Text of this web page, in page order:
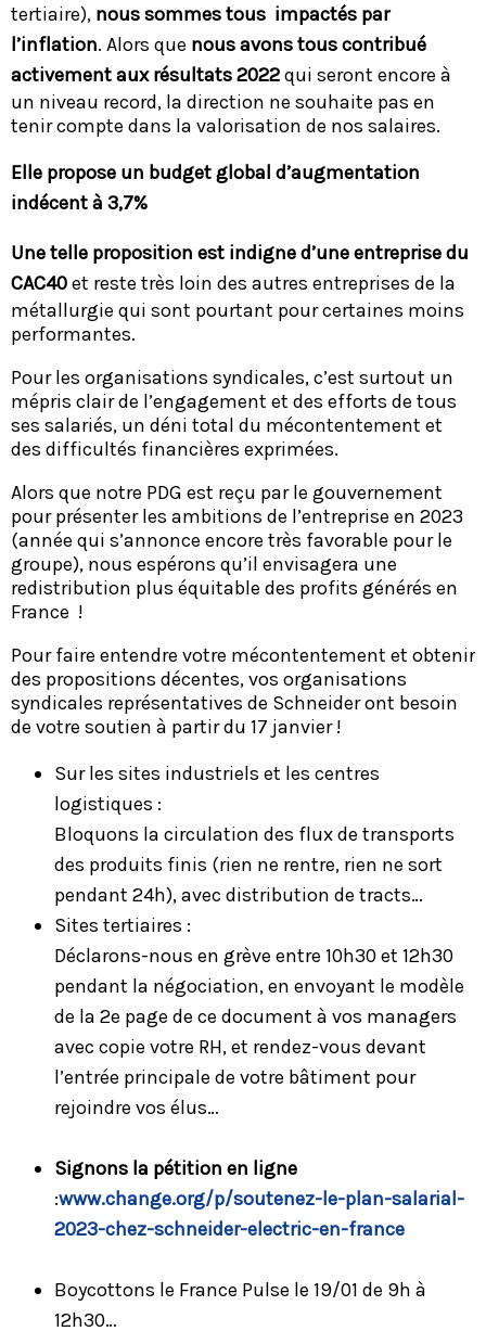
tertiaire), nous sommes tous impactés par
l’inflation. Alors que nous avons tous contribué
activement aux résultats 2022qui seront encore à
un niveau record, la direction ne souhaite pas en
tenir compte dans la valorisation de nos salaires.
Elle propose un budget global d’augmentation
indécent à 3,7%
Une telle proposition est indigne d’une entreprise du
CAC40et reste très loin des autres entreprises de la
métallurgie qui sont pourtant pour certaines moins
performantes.
Pour les organisations syndicales, c’est surtout un
mépris clair de l’engagement et des efforts de tous
ses salariés, un déni total du mécontentement et
des difficultés financières exprimées.
Alors que notre PDG est reçu par le gouvernement
pour présenter les ambitions de l’entreprise en 2023
(année qui s’annonce encore très favorable pour le
groupe), nous espérons qu’il envisagera une
redistribution plus équitable des profits générés en
France !
Pour faire entendre votre mécontentement et obtenir
des propositions décentes, vos organisations
syndicales représentatives de Schneider ont besoin
de votre soutien à partir du 17 janvier !
Sur les sites industriels et les centres
logistiques :
Bloquons la circulation des flux de transports
des produits finis (rien ne rentre, rien ne sort
pendant 24h), avec distribution de tracts…
Sites tertiaires :
Déclarons-nous en grève entre 10h30 et 12h30
pendant la négociation, en envoyant le modèle
de la 2e page de ce document à vos managers
avec copie votre RH, et rendez-vous devant
l’entrée principale de votre bâtiment pour
rejoindre vos élus…
Signons la pétition en ligne
:www.change.org/p/soutenez-le-plan-salarial-
2023-chez-schneider-electric-en-france
Boycottons le France Pulse le 19/01 de 9h à
12h30…